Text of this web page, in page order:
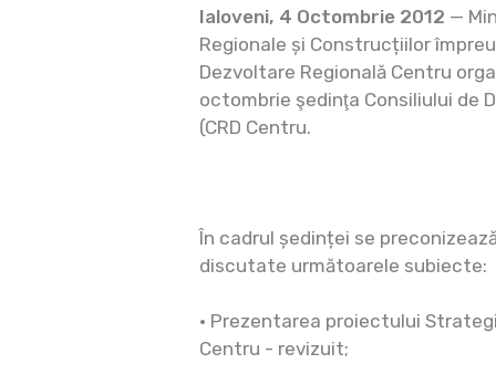
Ialoveni, 4 Octombrie 2012 —
Regionale și Construcțiilor
Dezvoltare Regională Centru
octombrie şedinţa Consiliului de
(CRD Centru.
În cadrul ședinței se
discutate următoarele subiecte:
· Prezentarea proiectului
Centru - revizuit;